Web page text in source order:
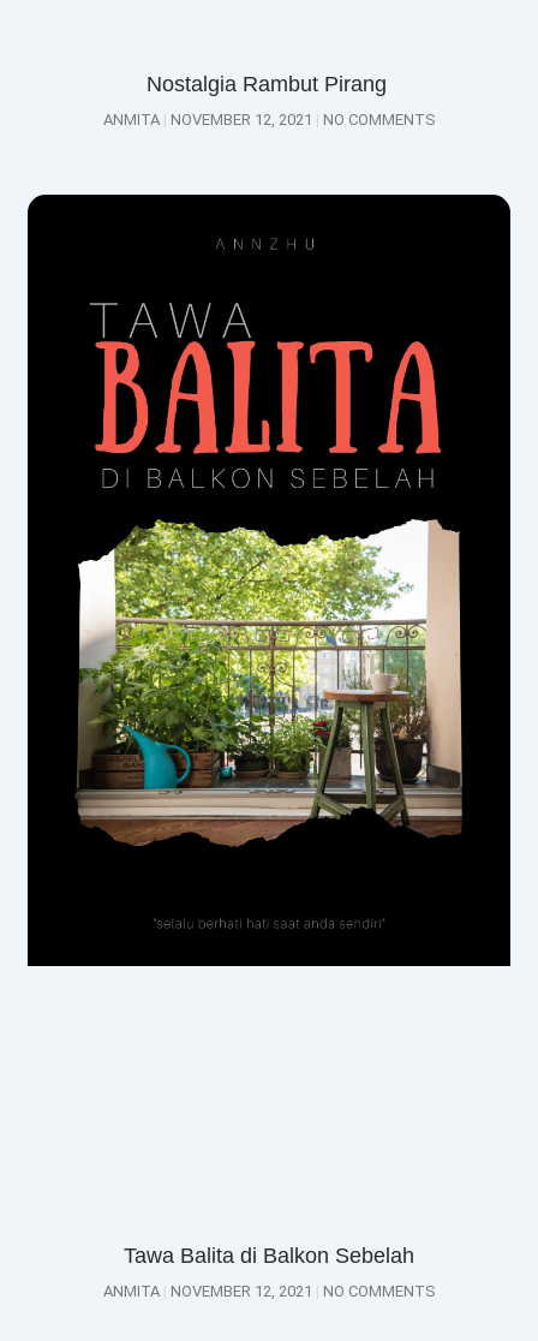
Nostalgia Rambut Pirang
ANMITA NOVEMBER 12, 2021 NO COMMENTS
Tawa Balita di Balkon Sebelah
ANMITA NOVEMBER 12, 2021 NO COMMENTS